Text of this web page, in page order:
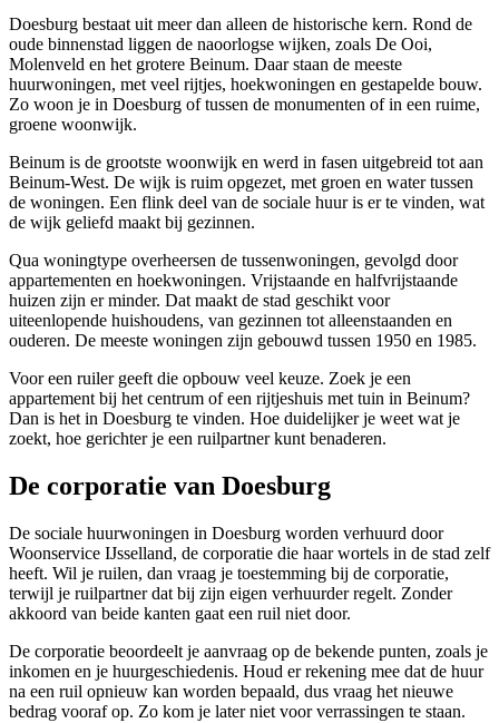
Doesburg bestaat uit meer dan alleen de historische kern. Rond de
oude binnenstad liggen de naoorlogse wijken, zoals De Ooi,
Molenveld en het grotere Beinum. Daar staan de meeste
huurwoningen, met veel rijtjes, hoekwoningen en gestapelde bouw.
Zo woon je in Doesburg of tussen de monumenten of in een ruime,
groene woonwijk.
Beinum is de grootste woonwijk en werd in fasen uitgebreid tot aan
Beinum-West. De wijk is ruim opgezet, met groen en water tussen
de woningen. Een flink deel van de sociale huur is er te vinden, wat
de wijk geliefd maakt bij gezinnen.
Qua woningtype overheersen de tussenwoningen, gevolgd door
appartementen en hoekwoningen. Vrijstaande en halfvrijstaande
huizen zijn er minder. Dat maakt de stad geschikt voor
uiteenlopende huishoudens, van gezinnen tot alleenstaanden en
ouderen. De meeste woningen zijn gebouwd tussen 1950 en 1985.
Voor een ruiler geeft die opbouw veel keuze. Zoek je een
appartement bij het centrum of een rijtjeshuis met tuin in Beinum?
Dan is het in Doesburg te vinden. Hoe duidelijker je weet wat je
zoekt, hoe gerichter je een ruilpartner kunt benaderen.
De corporatie van Doesburg
De sociale huurwoningen in Doesburg worden verhuurd door
Woonservice IJsselland, de corporatie die haar wortels in de stad zelf
heeft. Wil je ruilen, dan vraag je toestemming bij de corporatie,
terwijl je ruilpartner dat bij zijn eigen verhuurder regelt. Zonder
akkoord van beide kanten gaat een ruil niet door.
De corporatie beoordeelt je aanvraag op de bekende punten, zoals je
inkomen en je huurgeschiedenis. Houd er rekening mee dat de huur
na een ruil opnieuw kan worden bepaald, dus vraag het nieuwe
bedrag vooraf op. Zo kom je later niet voor verrassingen te staan.